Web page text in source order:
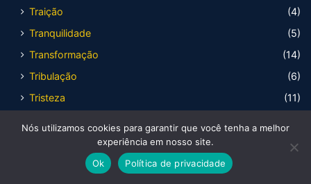
Traição
(4)
Tranquilidade
(5)
Transformação
(14)
Tribulação
(6)
Tristeza
(11)
Nós utilizamos cookies para garantir que você tenha a melhor
experiência em nosso site.
Ok
Política de privacidade